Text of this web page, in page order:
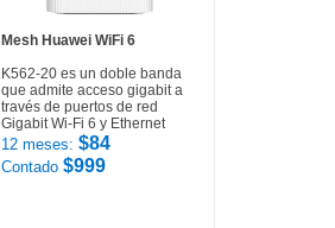
Mesh Huawei WiFi 6
K562-20 es un doble banda
que admite acceso gigabit a
través de puertos de red
Gigabit Wi-Fi 6 y Ethernet
12 meses: $84
Contado $999